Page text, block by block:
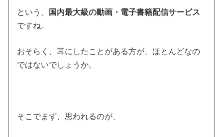
という、
国内最大級の動画・電子書籍配信サービス
ですね。
おそらく、耳にしたことがある方が、ほとんどなの
ではないでしょうか。
そこでまず、思われるのが、